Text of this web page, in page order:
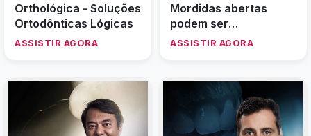
Orthológica - Soluções
Ortodônticas Lógicas
ASSISTIR AGORA
Mordidas abertas
podem ser
assustadoras
ASSISTIR AGORA